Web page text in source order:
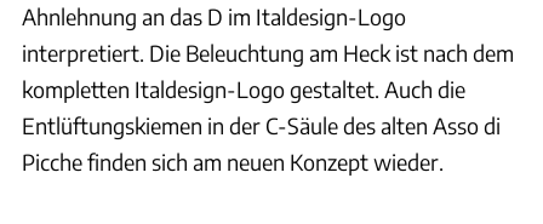
Ahnlehnung an das D im Italdesign-Logo
interpretiert. Die Beleuchtung am Heck ist nach dem
kompletten Italdesign-Logo gestaltet. Auch die
Entlüftungskiemen in der C-Säule des alten Asso di
Picche finden sich am neuen Konzept wieder.